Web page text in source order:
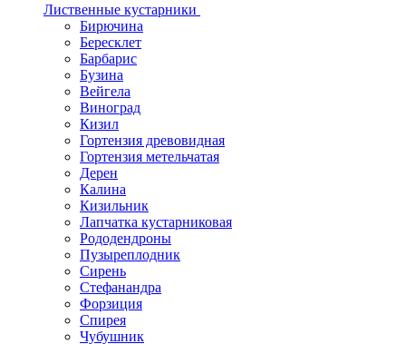
Лиственные кустарники
Бирючина
Бересклет
Барбарис
Бузина
Вейгела
Виноград
Кизил
Гортензия древовидная
Гортензия метельчатая
Дерен
Калина
Кизильник
Лапчатка кустарниковая
Рододендроны
Пузыреплодник
Сирень
Стефанандра
Форзиция
Спирея
Чубушник